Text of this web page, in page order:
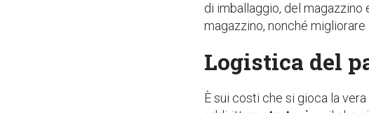
di imballaggio, del
magazzino, nonché
Logistica del
È sui costi che si gioca la vera